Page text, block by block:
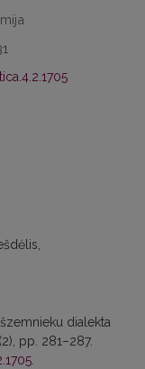
dialekta
pp. 281–287.